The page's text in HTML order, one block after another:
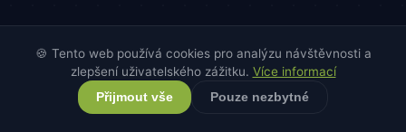
© 2026 Ing. Vít Hofman · IČ: 020 65 681
v2.4.1
🍪 Tento web používá cookies pro analýzu návštěvnosti a
zlepšení uživatelského zážitku. Více informací
Přijmout vše Pouze nezbytné